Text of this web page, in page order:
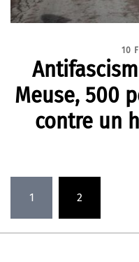
10
Meuse, 500
contre un
des
publications
1 2